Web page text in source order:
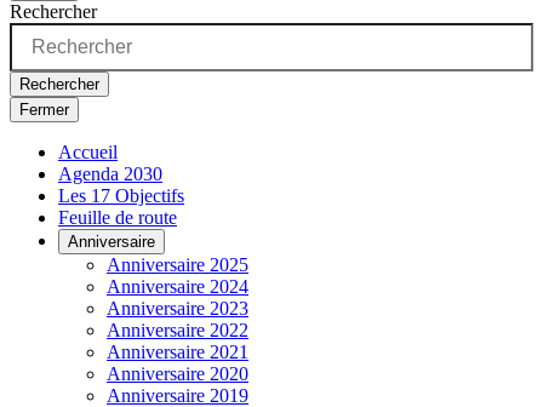
Rechercher
Rechercher
Fermer
Accueil
Agenda 2030
Les 17 Objectifs
Feuille de route
Anniversaire
Anniversaire 2025
Anniversaire 2024
Anniversaire 2023
Anniversaire 2022
Anniversaire 2021
Anniversaire 2020
Anniversaire 2019